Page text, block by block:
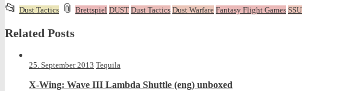
📂 This
was
posted
Dust Tactics 📎 and
Brettspiel DUST Dust Tactics Dust Warfare Fantasy Flight Games SSU
Related Posts
25. September 2013 Tequila
X-Wing: Wave III Lambda Shuttle (eng) unboxed